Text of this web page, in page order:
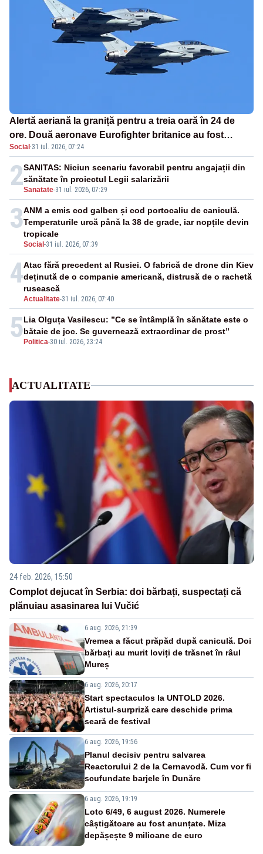
Alertă aeriană la graniță pentru a treia oară în 24 de
ore. Două aeronave Eurofighter britanice au fost
ridicate de la sol
Social ·31 iul. 2026, 07:24
2Sanatate-31 iul. 2026, 07:29
SANITAS: Niciun scenariu favorabil pentru angajații din
sănătate în proiectul Legii salarizării
3
Social -31 iul. 2026, 07:39
ANM a emis cod galben și cod portocaliu de caniculă.
Temperaturile urcă până la 38 de grade, iar nopțile devin
tropicale
4
Actualitate-31 iul. 2026, 07:40
Atac fără precedent al Rusiei. O fabrică de drone din Kiev
deținută de o companie americană, distrusă de o rachetă
rusească
5 Politica-30 iul. 2026, 23:24
Lia Olguța Vasilescu: ”Ce se întâmplă în sănătate este o
bătaie de joc. Se guvernează extraordinar de prost”
ACTUALITATE
24 feb. 2026, 15:50
Complot dejucat în Serbia: doi bărbați, suspectați că
plănuiau asasinarea lui Vučić
6 aug. 2026, 21:39
Vremea a făcut prăpăd după caniculă. Doi
bărbați au murit loviți de trăsnet în râul
Mureș
6 aug. 2026, 20:17
Start spectaculos la UNTOLD 2026.
Artistul-surpriză care deschide prima
seară de festival
6 aug. 2026, 19:56
Planul decisiv pentru salvarea
Reactorului 2 de la Cernavodă. Cum vor fi
scufundate barjele în Dunăre
6 aug. 2026, 19:19
Loto 6/49, 6 august 2026. Numerele
câștigătoare au fost anunțate. Miza
depășește 9 milioane de euro